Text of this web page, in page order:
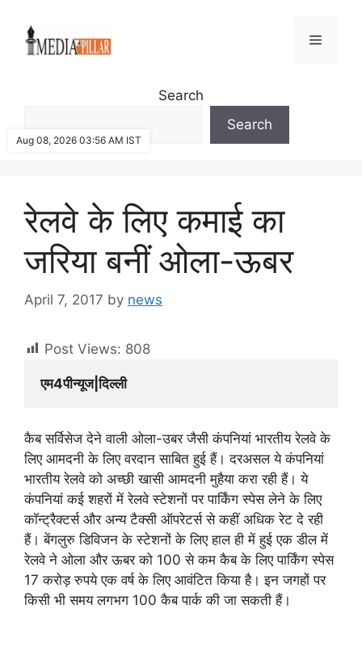
content
Menu
Search
Search
रेलवे के लिए कमाई का
जरिया बनीं ओला-ऊबर
April 7, 2017 by news
Post Views: 808
एम4पीन्यूज|दिल्ली
कैब सर्विसेज देने वाली ओला-उबर जैसी कंपनियां भारतीय रेलवे के
लिए आमदनी के लिए वरदान साबित हुई हैं। दरअसल ये कंपनियां
भारतीय रेलवे को अच्छी खासी आमदनी मुहैया करा रही हैं। ये
कंपनियां कई शहरों में रेलवे स्टेशनों पर पार्किंग स्पेस लेने के लिए
कॉन्ट्रैक्टर्स और अन्य टैक्सी ऑपरेटर्स से कहीं अधिक रेट दे रही
हैं। बेंगलुरु डिविजन के स्टेशनों के लिए हाल ही में हुई एक डील में
रेलवे ने ओला और ऊबर को 100 से कम कैब के लिए पार्किंग स्पेस
17 करोड़ रुपये एक वर्ष के लिए आवंटित किया है। इन जगहों पर
किसी भी समय लगभग 100 कैब पार्क की जा सकती हैं।
Aug 08, 2026 03:56 AM IST